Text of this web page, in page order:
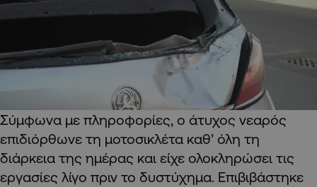
Σύμφωνα με πληροφορίες, ο άτυχος νεαρός
επιδιόρθωνε τη μοτοσικλέτα καθ’ όλη τη
διάρκεια της ημέρας και είχε ολοκληρώσει τις
εργασίες λίγο πριν το δυστύχημα. Επιβιβάστηκε